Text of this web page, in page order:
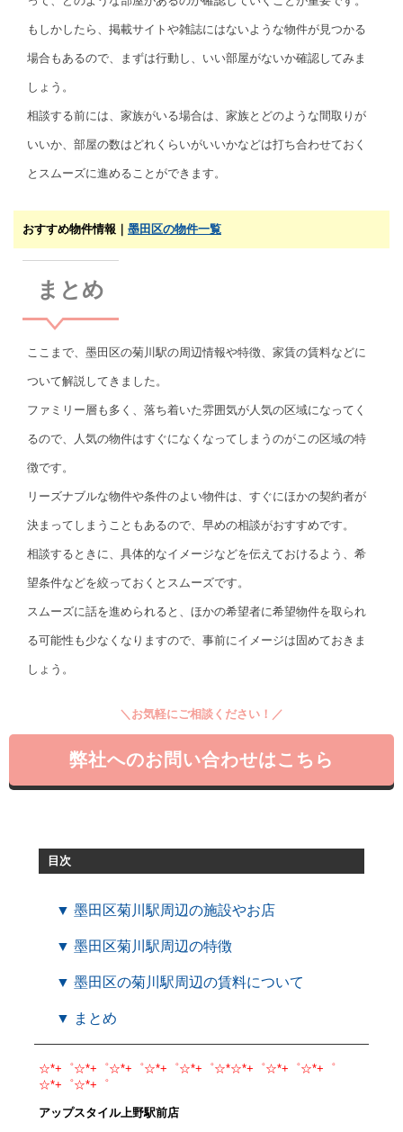
もしかしたら、掲載サイトや雑誌にはないような物件が見つかる
場合もあるので、まずは行動し、いい部屋がないか確認してみま
しょう。
相談する前には、家族がいる場合は、家族とどのような間取りが
いいか、部屋の数はどれくらいがいいかなどは打ち合わせておく
とスムーズに進めることができます。
おすすめ物件情報｜ 墨田区の物件一覧
まとめ
ここまで、墨田区の菊川駅の周辺情報や特徴、家賃の賃料などに
ついて解説してきました。
ファミリー層も多く、落ち着いた雰囲気が人気の区域になってく
るので、人気の物件はすぐになくなってしまうのがこの区域の特
徴です。
リーズナブルな物件や条件のよい物件は、すぐにほかの契約者が
決まってしまうこともあるので、早めの相談がおすすめです。
相談するときに、具体的なイメージなどを伝えておけるよう、希
望条件などを絞っておくとスムーズです。
スムーズに話を進められると、ほかの希望者に希望物件を取られ
る可能性も少なくなりますので、事前にイメージは固めておきま
しょう。
＼お気軽にご相談ください！／
弊社へのお問い合わせはこちら
目次
▼ 墨田区菊川駅周辺の施設やお店
▼ 墨田区菊川駅周辺の特徴
▼ 墨田区の菊川駅周辺の賃料について
▼ まとめ
☆*+゜☆*+゜☆*+゜☆*+゜☆*+゜☆*☆*+゜☆*+゜☆*+゜
☆*+゜☆*+゜
アップスタイル上野駅前店